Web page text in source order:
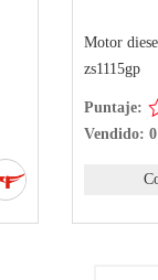
Motor
zs1115gp
Puntaje:
Vendido: